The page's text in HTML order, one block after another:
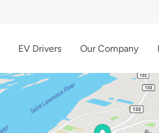
EV Drivers Our Company